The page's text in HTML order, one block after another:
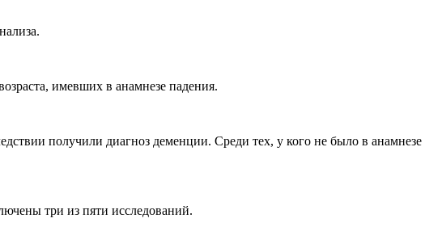
имевших в анамнезе падения.
получили диагноз деменции. Среди тех, у кого не было в анамнезе
три из пяти исследований.